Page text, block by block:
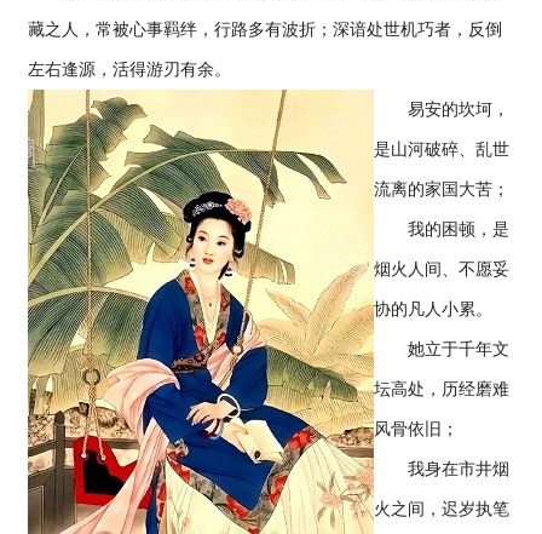
藏之人，常被心事羁绊，行路多有波折；深谙处世机巧者，反倒
左右逢源，活得游刃有余。
易安的坎坷，
是山河破碎、乱世
流离的家国大苦；
我的困顿，是
烟火人间、不愿妥
协的凡人小累。
她立于千年文
坛高处，历经磨难
风骨依旧；
我身在市井烟
火之间，迟岁执笔